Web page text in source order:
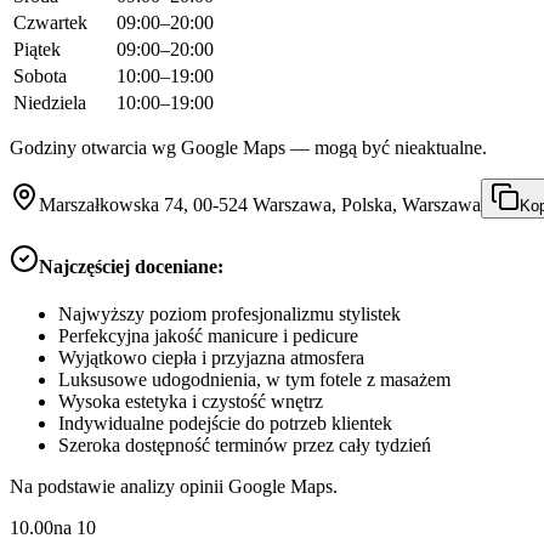
Czwartek
09:00–20:00
Piątek
09:00–20:00
Sobota
10:00–19:00
Niedziela
10:00–19:00
Godziny otwarcia wg Google Maps — mogą być nieaktualne.
Marszałkowska 74, 00-524 Warszawa, Polska, Warszawa
Najczęściej doceniane:
Najwyższy poziom profesjonalizmu stylistek
Perfekcyjna jakość manicure i pedicure
Wyjątkowo ciepła i przyjazna atmosfera
Luksusowe udogodnienia, w tym fotele z masażem
Wysoka estetyka i czystość wnętrz
Indywidualne podejście do potrzeb klientek
Szeroka dostępność terminów przez cały tydzień
Na podstawie analizy opinii Google Maps.
10.00na 10